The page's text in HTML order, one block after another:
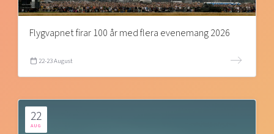
Flygvapnet firar 100 år med flera evenemang 2026
22-23 August
22
AUG